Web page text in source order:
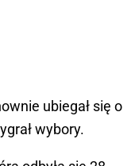
ubiegał się o
wybory.